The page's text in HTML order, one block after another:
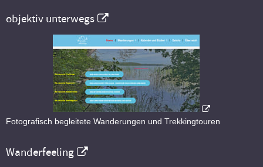
objektiv unterwegs
Fotografisch begleitete Wanderungen und Trekkingtouren
Wanderfeeling